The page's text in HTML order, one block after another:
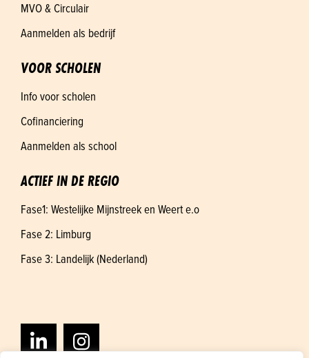
MVO & Circulair
Aanmelden als bedrijf
VOOR SCHOLEN
Info voor scholen
Cofinanciering
Aanmelden als school
ACTIEF IN DE REGIO
Fase1: Westelijke Mijnstreek en Weert e.o
Fase 2: Limburg
Fase 3: Landelijk (Nederland)